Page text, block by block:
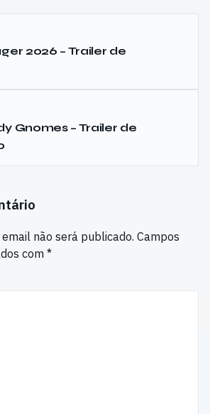
2026 – Trailer de
Gnomes – Trailer de
não será publicado. Campos
com *